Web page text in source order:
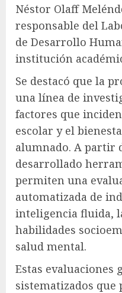
Néstor Olaff
responsable del
de Desarrollo
institución
Se destacó que la
una línea de
factores que
escolar y el
alumnado. A partir
desarrollado
permiten una
automatizada de
inteligencia fluida,
habilidades
salud mental.
Estas evaluaciones
sistematizados